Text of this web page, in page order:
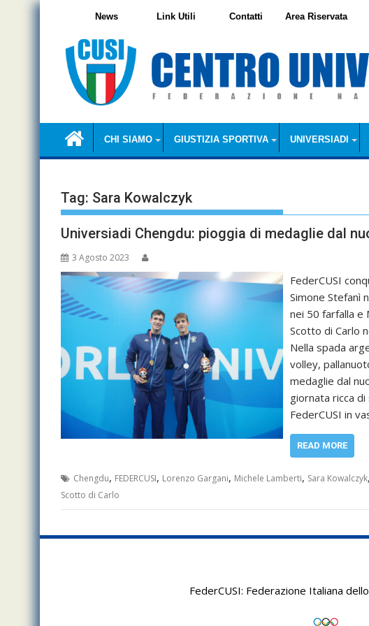
Skip
CHI SIAMO GIUSTIZIA SPORTIVA UNIVERSIADI
News Link Utili Contatti Area Riservata
Tag: Sara Kowalczyk
Universiadi Chengdu: pioggia di medaglie dal
3 Agosto 2023
FederCUSI
Simone Stefanì
nei 50 farfalla e
Scotto di Carlo
Nella spada
volley,
medaglie dal
giornata ricca di
FederCUSI in
READ MORE
Chengdu, FEDERCUSI, Lorenzo Gargani, Michele Lamberti, Sara Kowalczyk,
Scotto di Carlo
FederCUSI: Federazione Italiana